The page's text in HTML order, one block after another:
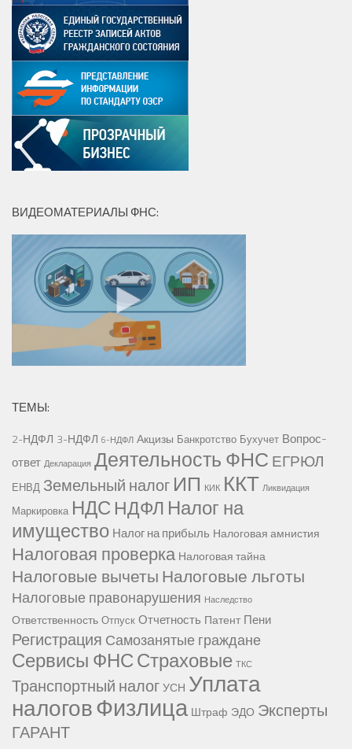
ВИДЕОМАТЕРИАЛЫ ФНС:
ТЕМЫ:
2-НДФЛ 3-НДФЛ 6-НДФЛ Акцизы Банкротство Бухучет Вопрос-
ответ Декларация Деятельность ФНС ЕГРЮЛ
ЕНВД Земельный налог ИП КИК ККТ Ликвидация
Маркировка НДС НДФЛ Налог на
имущество Налог на прибыль Налоговая амнистия
Налоговая проверка Налоговая тайна
Налоговые вычетыНалоговые льготы
Налоговые правонарушения Наследство
Ответственность Отпуск Отчетность Патент Пени
Регистрация Самозанятые граждане
Сервисы ФНССтраховые ТКС
Транспортный налогУСН Уплата
налоговФизлица Штраф ЭДО Эксперты
ГАРАНТ